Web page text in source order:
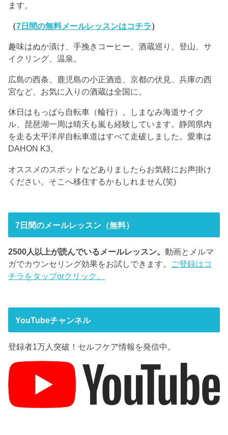
ます。
（7日間の無料メールレッスンはコチラ ）
趣味はぬか漬け、手挽きコーヒー、酒蔵巡り、登山、サ
イクリング、温泉。
広島の西条、鹿児島の小正酒造、京都の伏見、兵庫の西
宮など、お気に入りの酒蔵は全国に。
休日はもっぱら自転車（輪行）。しまなみ海道サイク
ル、琵琶湖一周は晴天も嵐も経験しています。静岡県内
を走る太平洋岸自転車道はすべて走破しました。愛車は
DAHON K3。
オススメのスポットなどありましたらお気軽にお声掛け
ください。そこへ移住するかもしれません(笑)
7日間のメールレッスン（無料）
2500人以上が読んでいるメールレッスン。動画とメルマ
ガでカウンセリング効果をお試しできます。 ご登録はコ
チラをタップorクリック。
YouTubeチャンネル
登録者1万人突破！セルフケア情報を発信中。